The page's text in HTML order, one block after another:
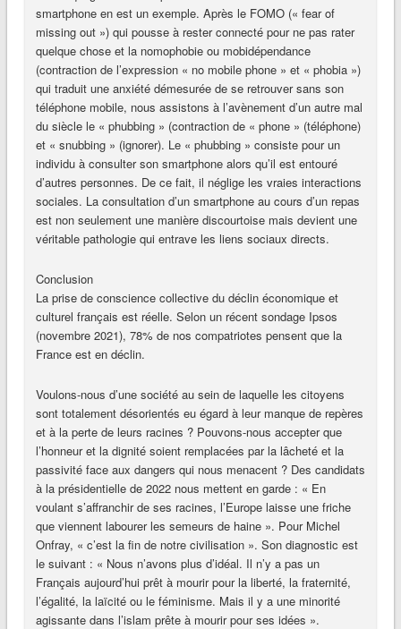
smartphone en est un exemple. Après le FOMO (« fear of
missing out ») qui pousse à rester connecté pour ne pas rater
quelque chose et la nomophobie ou mobidépendance
(contraction de l’expression « no mobile phone » et « phobia »)
qui traduit une anxiété démesurée de se retrouver sans son
téléphone mobile, nous assistons à l’avènement d’un autre mal
du siècle le « phubbing » (contraction de « phone » (téléphone)
et « snubbing » (ignorer). Le « phubbing » consiste pour un
individu à consulter son smartphone alors qu’il est entouré
d’autres personnes. De ce fait, il néglige les vraies interactions
sociales. La consultation d’un smartphone au cours d’un repas
est non seulement une manière discourtoise mais devient une
véritable pathologie qui entrave les liens sociaux directs.
Conclusion
La prise de conscience collective du déclin économique et
culturel français est réelle. Selon un récent sondage Ipsos
(novembre 2021), 78% de nos compatriotes pensent que la
France est en déclin.
Voulons-nous d’une société au sein de laquelle les citoyens
sont totalement désorientés eu égard à leur manque de repères
et à la perte de leurs racines ? Pouvons-nous accepter que
l’honneur et la dignité soient remplacées par la lâcheté et la
passivité face aux dangers qui nous menacent ? Des candidats
à la présidentielle de 2022 nous mettent en garde : « En
voulant s’affranchir de ses racines, l’Europe laisse une friche
que viennent labourer les semeurs de haine ». Pour Michel
Onfray, « c’est la fin de notre civilisation ». Son diagnostic est
le suivant : « Nous n’avons plus d’idéal. Il n’y a pas un
Français aujourd’hui prêt à mourir pour la liberté, la fraternité,
l’égalité, la laïcité ou le féminisme. Mais il y a une minorité
agissante dans l’islam prête à mourir pour ses idées ».